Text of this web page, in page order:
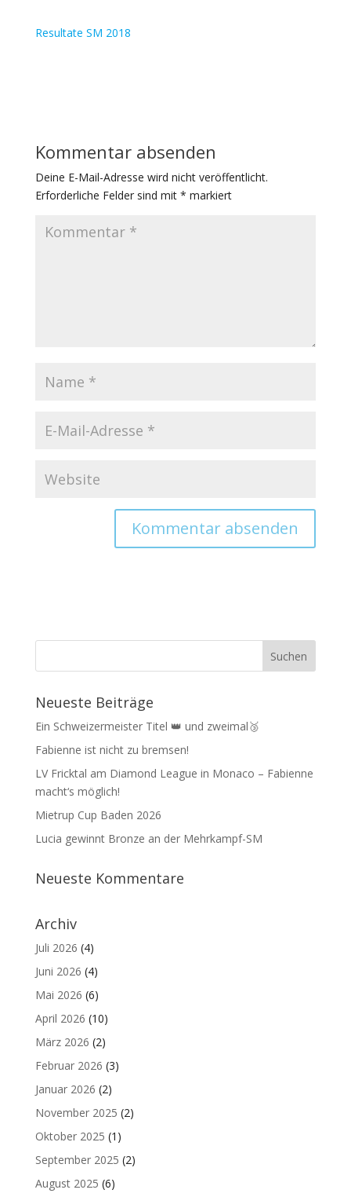
Resultate SM 2018
Kommentar absenden
Deine E-Mail-Adresse wird nicht veröffentlicht.
Erforderliche Felder sind mit * markiert
Neueste Beiträge
Ein Schweizermeister Titel 👑 und zweimal🥉
Fabienne ist nicht zu bremsen!
LV Fricktal am Diamond League in Monaco – Fabienne
macht‘s möglich!
Mietrup Cup Baden 2026
Lucia gewinnt Bronze an der Mehrkampf-SM
Neueste Kommentare
Archiv
Juli 2026 (4)
Juni 2026 (4)
Mai 2026 (6)
April 2026 (10)
März 2026 (2)
Februar 2026 (3)
Januar 2026 (2)
November 2025 (2)
Oktober 2025 (1)
September 2025 (2)
August 2025 (6)